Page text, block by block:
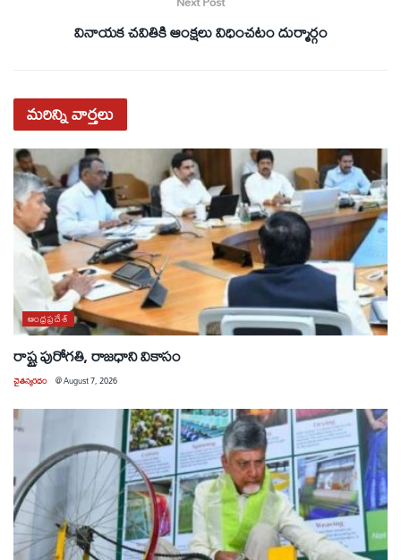
వినాయక చవితికి ఆంక్షలు విధించటం దుర్మార్గం
మరిన్నివార్తలు
ఆంధ్రప్రదేశ్
రాష్ట్ర పురోగతి, రాజధాని వికాసం
చైతన్యరధం @August 7, 2026